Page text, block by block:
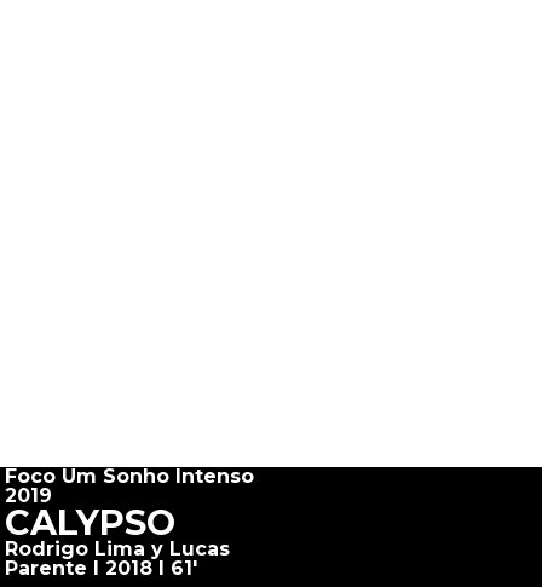
Foco Um Sonho Intenso
2019
CALYPSO
Rodrigo Lima y Lucas
Parente I 2018 I 61'